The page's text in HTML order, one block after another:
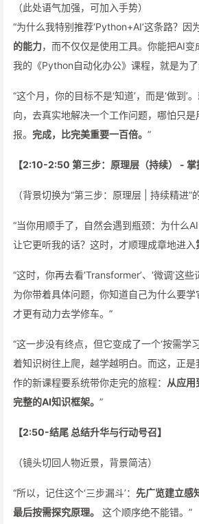
（此处语气加强，可加入手势）
“为什么我特别推荐‘Python+AI’这条路？因
的能力，而不仅仅是使用工具。你能把AI变
我的《Python自动化办公》课程，就是为
“这个月，你的目标不是‘知道’，而是‘做到’
向，去真实地解决一个工作问题，哪怕只是
报。 完成，比完美重要一百倍。 ”
【2:10-2:50 第三步：原理层（持续） - 掌
（背景切换为“第三步：原理层 | 持续精进”
“当你用顺手了，自然会遇到瓶颈：为什么
让它更听我的话？这时，才顺理成章地进入
“这时，你再去看‘Transformer’、‘微调’这
为你带着具体问题，你知道自己为什么要
才更有动力去学修车。”
“这一步没有终点，但它变成了一个‘按需学
着知识树往上爬，越学越明白。而这，正
作的新课程要系统带你走完的旅程： 从应用
完整的AI知识框架。 ”
【2:50-结尾 总结升华与行动号召】
（镜头切回人物近景，背景简洁）
“所以，记住这个‘三步漏斗’： 先广览建立感
最后按需探究原理。
这个顺序绝不能错。”